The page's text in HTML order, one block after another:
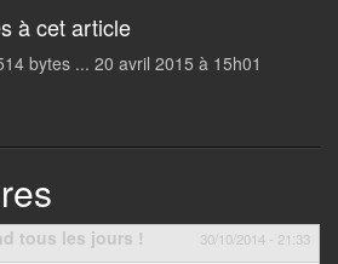
à cet article
bytes ... 20 avril 2015 à 15h01
30/10/2014 - 21:33
tous les jours !